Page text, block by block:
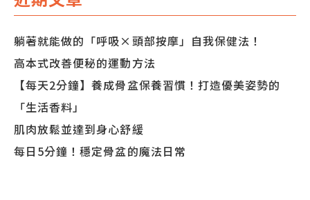
躺著就能做的「呼吸×頭部按摩」自我保健法！
高本式改善便秘的運動方法
【每天2分鐘】養成骨盆保養習慣！打造優美姿勢的
「生活香料」
肌肉放鬆並達到身心舒緩
每日5分鐘！穩定骨盆的魔法日常